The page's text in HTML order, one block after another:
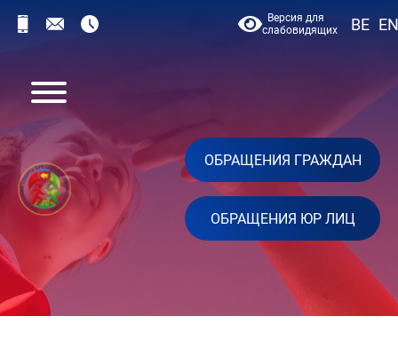
Версия для
слабовидящих
BE EN
ОБРАЩЕНИЯ ГРАЖДАН
ОБРАЩЕНИЯ ЮР ЛИЦ